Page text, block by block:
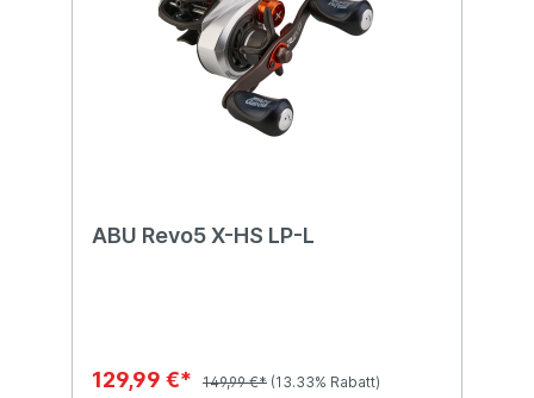
integrierten Hakenhalter KeepR.
ABU Revo5 X-HS LP-L
129,99 €* 149,99 €* (13.33% Rabatt)